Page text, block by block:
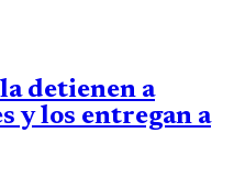
detienen a
y los entregan a